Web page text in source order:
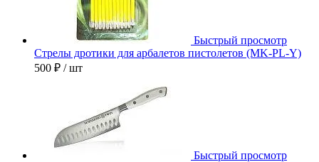
Быстрый просмотр
Стрелы дротики для арбалетов пистолетов (MK-PL-Y)
500 ₽ / шт
Быстрый просмотр